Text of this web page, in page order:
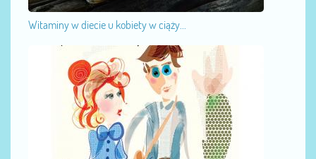
Witaminy w diecie u kobiety w ciąży...